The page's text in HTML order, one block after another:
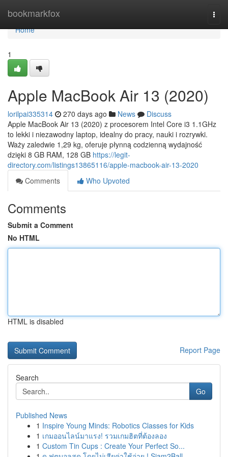
bookmarkfox
Home
Home
1
Apple MacBook Air 13 (2020)
lorilpai335314 270 days ago News
Discuss
Apple MacBook Air 13 (2020) z procesorem Intel Core i3 1.1GHz
to lekki i niezawodny laptop, idealny do pracy, nauki i rozrywki.
Waży zaledwie 1,29 kg, oferuje płynną codzienną wydajność
dzięki 8 GB RAM, 128 GB https://legit-
directory.com/listings13865116/apple-macbook-air-13-2020
Comments
Who Upvoted
Comments
Submit a Comment
No HTML
HTML is disabled
Report Page
Search
Go
Published News
1 Inspire Young Minds: Robotics Classes for Kids
1 เกมออนไลน์มาแรง! รวมเกมฮิตที่ต้องลอง
1 Custom Tin Cups : Create Your Perfect So...